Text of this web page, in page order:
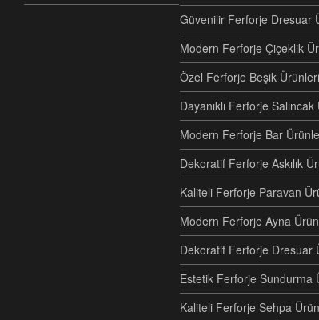
Güvenilir Ferforje Dresuar
Modern Ferforje Çiçeklik
Özel Ferforje Beşik
Dayanıklı Ferforje
Modern Ferforje Bar
Dekoratif Ferforje Askılık
Kaliteli Ferforje Paravan
Modern Ferforje Ayna
Dekoratif Ferforje Dresuar
Estetik Ferforje Sundurma
Kaliteli Ferforje Sehpa